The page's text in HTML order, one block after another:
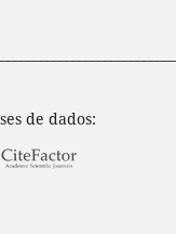
de dados: